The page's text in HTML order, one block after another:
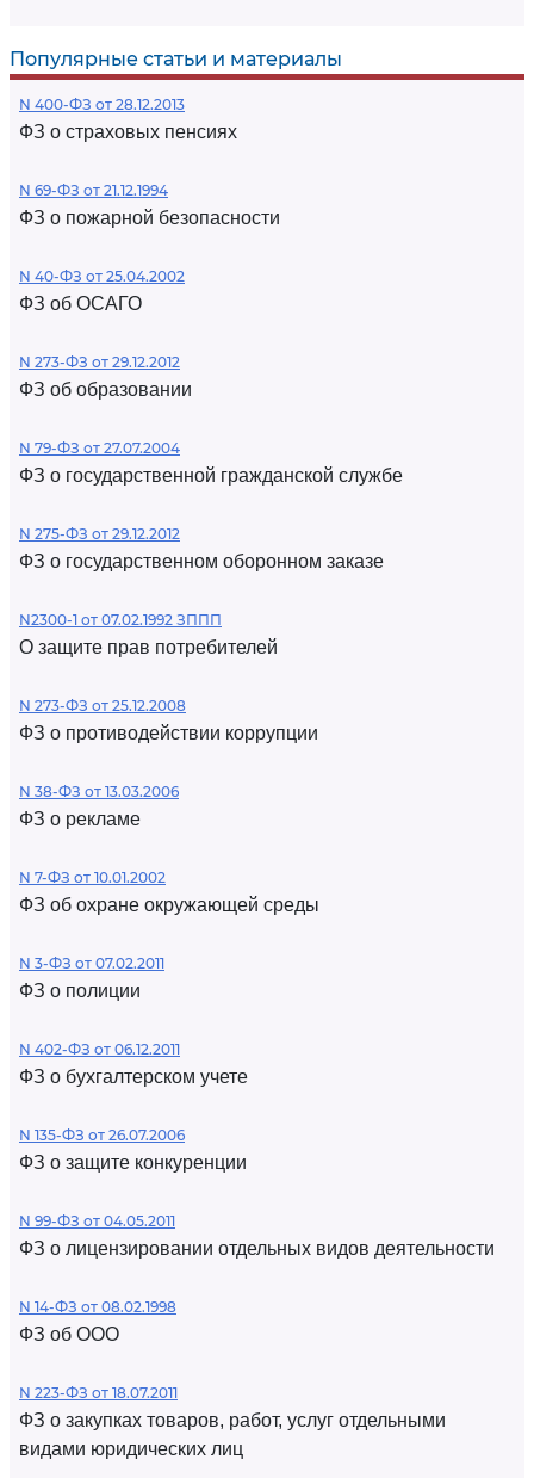
Популярные статьи и материалы
N 400-ФЗ от 28.12.2013
ФЗ о страховых пенсиях
N 69-ФЗ от 21.12.1994
ФЗ о пожарной безопасности
N 40-ФЗ от 25.04.2002
ФЗ об ОСАГО
N 273-ФЗ от 29.12.2012
ФЗ об образовании
N 79-ФЗ от 27.07.2004
ФЗ о государственной гражданской службе
N 275-ФЗ от 29.12.2012
ФЗ о государственном оборонном заказе
N2300-1 от 07.02.1992 ЗППП
О защите прав потребителей
N 273-ФЗ от 25.12.2008
ФЗ о противодействии коррупции
N 38-ФЗ от 13.03.2006
ФЗ о рекламе
N 7-ФЗ от 10.01.2002
ФЗ об охране окружающей среды
N 3-ФЗ от 07.02.2011
ФЗ о полиции
N 402-ФЗ от 06.12.2011
ФЗ о бухгалтерском учете
N 135-ФЗ от 26.07.2006
ФЗ о защите конкуренции
N 99-ФЗ от 04.05.2011
ФЗ о лицензировании отдельных видов деятельности
N 14-ФЗ от 08.02.1998
ФЗ об ООО
N 223-ФЗ от 18.07.2011
ФЗ о закупках товаров, работ, услуг отдельными
видами юридических лиц